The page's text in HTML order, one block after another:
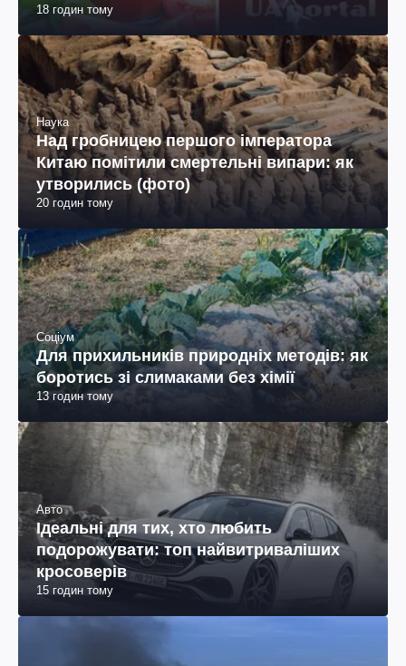
Над гробницею першого імператора
Китаю помітили смертельні випари: як
утворились (фото)
20 годин тому
Соціум
Для прихильників природніх методів: як
боротись зі слимаками без хімії
13 годин тому
Авто
Ідеальні для тих, хто любить
подорожувати: топ найвитриваліших
кросоверів
15 годин тому
Війна в Україні
Дрони атакували російський
Єкатеринбург: палає склад Wildberries
(фото, відео)